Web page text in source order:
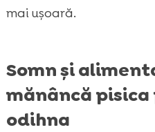
mai ușoară.
Somn și
mănâncă
odihna